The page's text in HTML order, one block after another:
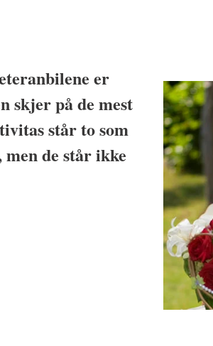
er
skjer på de mest
står to som
de står ikke